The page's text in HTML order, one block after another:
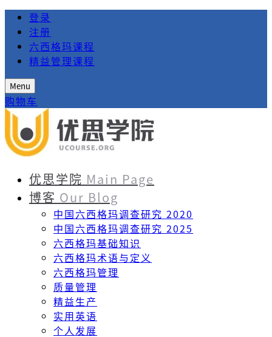
登录
注册
六西格玛课程
精益管理课程
Menu
购物车
优思学院 Main Page
博客 Our Blog
中国六西格玛调查研究 2020
中国六西格玛调查研究 2025
六西格玛基础知识
六西格玛术语与定义
六西格玛管理
质量管理
精益生产
实用英语
个人发展